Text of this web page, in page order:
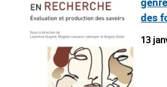
des
13